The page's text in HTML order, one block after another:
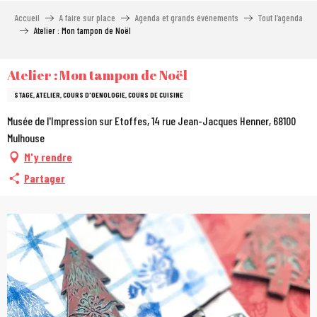
Accueil A faire sur place Agenda et grands événements
Tout l’agenda
Atelier : Mon tampon de Noël
Atelier : Mon tampon de Noël
STAGE, ATELIER, COURS D'OENOLOGIE, COURS DE CUISINE
Musée de l'Impression sur Etoffes, 14 rue Jean-Jacques Henner, 68100
Mulhouse
M'y rendre
Partager